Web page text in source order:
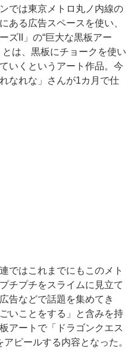
では東京メトロ丸ノ内線の
ある広告スペースを使い、
ズII」の“巨大な黒板アー
とは、黒板にチョークを使い
いくというアート作品。今
なれな」さんが1カ月で仕
ではこれまでにもこのメト
チプチをスライムに見立て
告などで話題を集めてき
いことをする」と含みを持
アートで「ドラゴンクエス
ピールする内容となった。